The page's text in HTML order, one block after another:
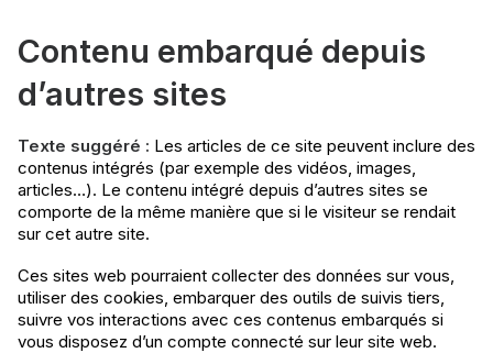
Contenu embarqué depuis
d’autres sites
Texte suggéré : Les articles de ce site peuvent inclure des
contenus intégrés (par exemple des vidéos, images,
articles…). Le contenu intégré depuis d’autres sites se
comporte de la même manière que si le visiteur se rendait
sur cet autre site.
Ces sites web pourraient collecter des données sur vous,
utiliser des cookies, embarquer des outils de suivis tiers,
suivre vos interactions avec ces contenus embarqués si
vous disposez d’un compte connecté sur leur site web.